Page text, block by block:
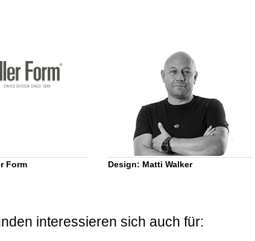
Form Design: Matti Walker
interessieren sich auch für: